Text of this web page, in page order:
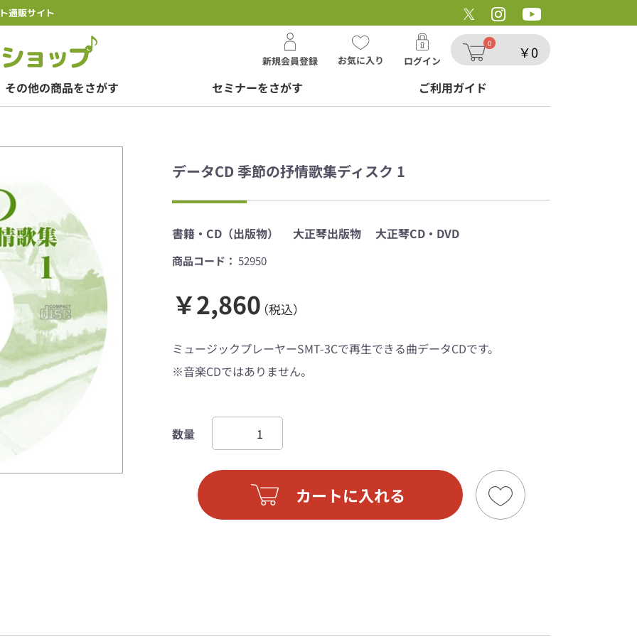
通販サイト
スズキオンラインショップ/データCD 季節の
新規会員登録 お気に入り ログイン
0 ￥0
その他の商品をさがす セミナーをさがす ご利用ガイド
データCD 季節の抒情歌集ディスク 1
書籍・CD（出版物） 大正琴出版物 大正琴CD・DVD
商品コード： 52950
￥2,860（税込）
ミュージックプレーヤーSMT-3Cで再生できる曲データCDです。
※音楽CDではありません。
数量
カートに入れる